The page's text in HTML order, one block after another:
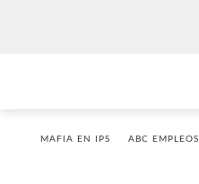
MAFIA EN IPS ABC EMPLEOS